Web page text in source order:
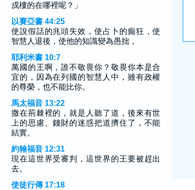
戍樓的在哪裡呢？」
以賽亞書 44:25
使說假話的兆頭失效，使占卜的癲狂，使
智慧人退後，使他的知識變為愚拙，
耶利米書 10:7
萬國的王啊，誰不敬畏你？敬畏你本是合
宜的，因為在列國的智慧人中，雖有政權
的尊榮，也不能比你。
馬太福音 13:22
撒在荊棘裡的，就是人聽了道，後來有世
上的思慮、錢財的迷惑把道擠住了，不能
結實。
約翰福音 12:31
現在這世界受審判，這世界的王要被趕出
去。
使徒行傳 17:18